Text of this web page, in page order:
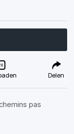
Delen
pas